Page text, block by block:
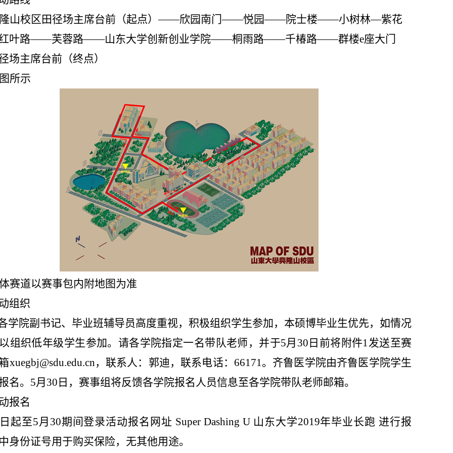
山校区田径场主席台前（起点）——欣园南门——悦园——院士楼——小树林—紫花
叶路——芙蓉路——山东大学创新创业学院——桐雨路——千椿路——群楼e座大门
主席台前（终点）
所示
赛道以赛事包内附地图为准
组织
学院副书记、毕业班辅导员高度重视，积极组织学生参加，本硕博毕业生优先，如情况
组织低年级学生参加。请各学院指定一名带队老师，并于5月30日前将附件1发送至赛
xuegbj@sdu.edu.cn，联系人：郭迪，联系电话：66171。齐鲁医学院由齐鲁医学院学生
名。5月30日，赛事组将反馈各学院报名人员信息至各学院带队老师邮箱。
报名
起至5月30期间登录活动报名网址 Super Dashing U 山东大学2019年毕业长跑 进行报
身份证号用于购买保险，无其他用途。